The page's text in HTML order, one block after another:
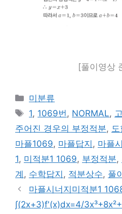
[풀이영상
카
테
리
미분류
태
그
1, 1069번, NORMAL,
주어진 경우의 부정적분,
마플1069, 마플답지 , 마플
1, 미적분1 1069, 부정적분,
계 , 수학답지 , 적분상수, 풀
마플시너지미적분1
∫(2x+3)f'(x)dx=4/